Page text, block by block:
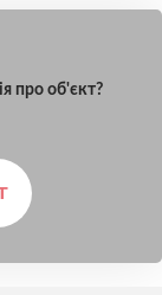
про об'єкт?